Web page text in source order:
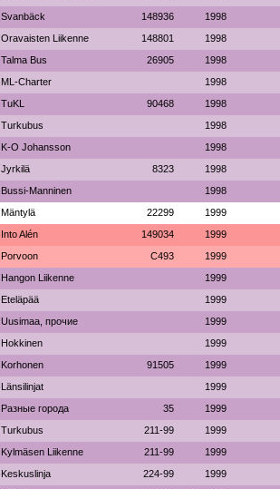
Svanbäck 148936 1998
Oravaisten Liikenne 148801 1998
Talma Bus 26905 1998
ML-Charter 1998
TuKL 90468 1998
Turkubus 1998
K-O Johansson 1998
Jyrkilä 8323 1998
Bussi-Manninen 1998
Mäntylä 22299 1999
Into Alén 149034 1999
Porvoon C493 1999
Hangon Liikenne 1999
Eteläpää 1999
Uusimaa, прочие 1999
Hokkinen 1999
Korhonen 91505 1999
Länsilinjat 1999
Разные города 35 1999
Turkubus 211-99 1999
Kylmäsen Liikenne 211-99 1999
Keskuslinja 224-99 1999